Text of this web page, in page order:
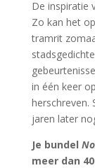
De inspiratie
Zo kan het
tramrit
in één keer
herschreven.
jaren later
Je bundel
meer dan